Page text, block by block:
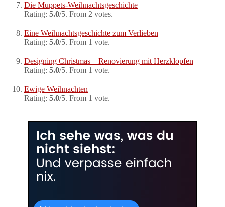
Die Muppets-Weihnachtsgeschichte
Rating: 5.0/5. From 2 votes.
Eine Weihnachtsgeschichte zum Verlieben
Rating: 5.0/5. From 1 vote.
Designing Christmas – Renovierung mit Herzklopfen
Rating: 5.0/5. From 1 vote.
Ewige Weihnachten
Rating: 5.0/5. From 1 vote.